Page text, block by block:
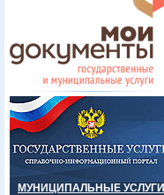
МУНИЦИПАЛЬНЫЕ УСЛУГИ